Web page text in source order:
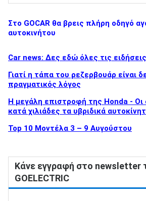
Στο GOCAR θα βρεις πλήρη οδηγό
αυτοκινήτου
Car news: Δες εδώ όλες τις
Γιατί η τάπα του ρεζερβουάρ είναι
πραγματικός λόγος
Η μεγάλη επιστροφή της Honda - Οι
κατά χιλιάδες τα υβριδικά
Top 10 Μοντέλα 3 – 9 Αυγούστου
Κάνε εγγραφή στο newsletter
GOELECTRIC